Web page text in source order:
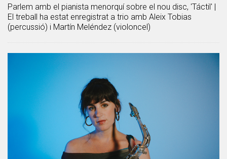
Parlem amb el pianista menorquí sobre el nou disc, 'Táctil' |
El treball ha estat enregistrat a trio amb Aleix Tobias
(percussió) i Martín Meléndez (violoncel)